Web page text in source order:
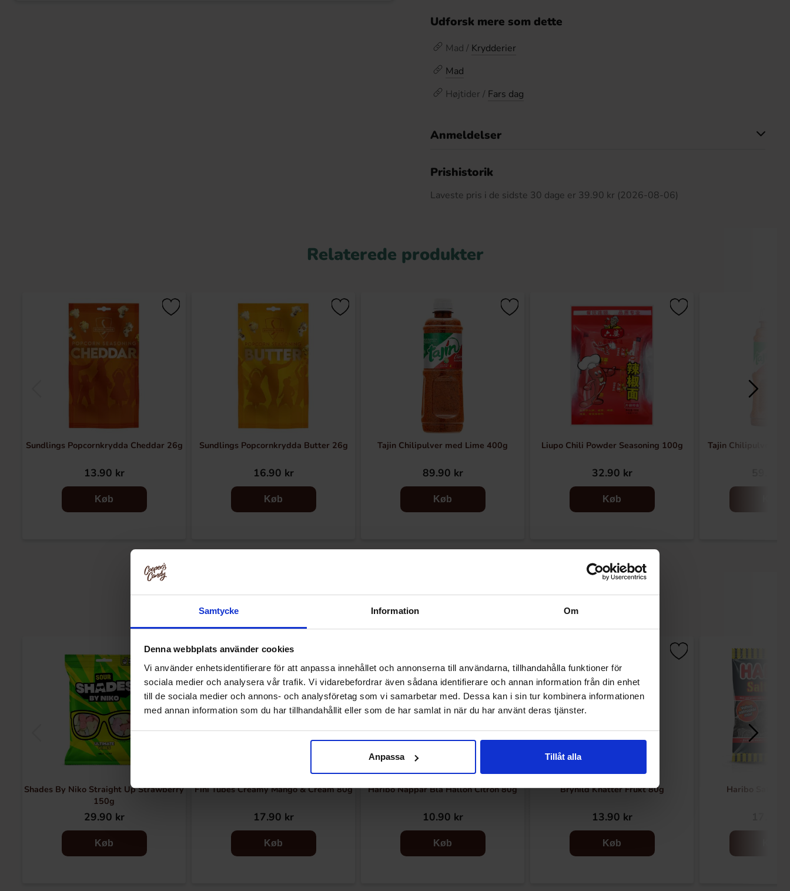
Samtycke Information Om
Denna webbplats använder cookies
Vi använder enhetsidentifierare för att anpassa innehållet och annonserna till användarna, tillhandahålla funktioner för
sociala medier och analysera vår trafik. Vi vidarebefordrar även sådana identifierare och annan information från din enhet
till de sociala medier och annons- och analysföretag som vi samarbetar med. Dessa kan i sin tur kombinera informationen
med annan information som du har tillhandahållit eller som de har samlat in när du har använt deras tjänster.
Anpassa Tillåt alla
Udforsk mere som dette
Mad / Krydderier
Mad
Højtider / Fars dag
Anmeldelser
Prishistorik
Laveste pris i de sidste 30 dage er 39.90 kr (2026-08-06)
Relaterede produkter
Sundlings Popcornkrydda Cheddar 26g
13.90 kr
Køb
Sundlings Popcornkrydda Butter 26g
16.90 kr
Køb
Tajin Chilipulver med Lime 400g
89.90 kr
Køb
Liupo Chili Powder Seasoning 100g
32.90 kr
Køb
Tajin Chilipulver
Andre kunne lide
Shades By Niko Straight Up Strawberry
150g
29.90 kr
Køb
Fini Tubes Creamy Mango & Cream 80g
17.90 kr
Køb
Haribo Nappar Blå Hallon Citron 80g
10.90 kr
Køb
Brynild Knatter Frukt 80g
13.90 kr
Køb
Haribo Salty